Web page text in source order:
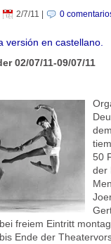
2/7/11 0
versión en castellano.
02/07/11-09/07/11
50
der
freiem Eintritt
Ende der